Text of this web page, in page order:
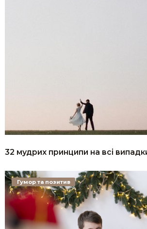
32 мудрих принципи на всі
Гумор та позитив